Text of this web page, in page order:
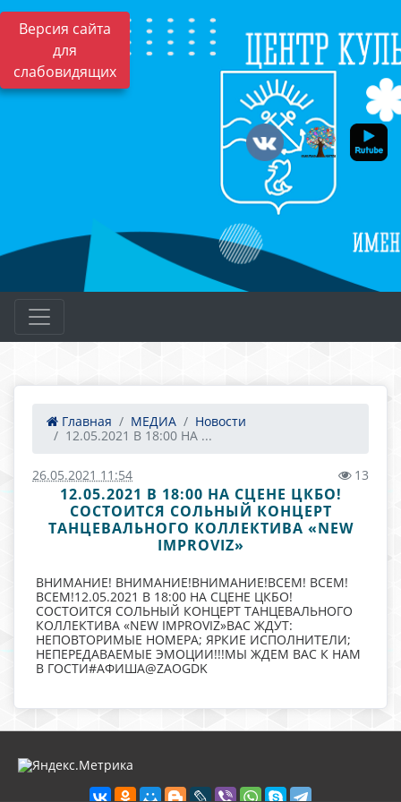
Версия сайта
для
слабовидящих
Главная МЕДИА
Новости
12.05.2021 В 18:00 НА ...
26.05.2021 11:54 13
12.05.2021 В 18:00 НА СЦЕНЕ ЦКБО!
СОСТОИТСЯ СОЛЬНЫЙ КОНЦЕРТ
ТАНЦЕВАЛЬНОГО КОЛЛЕКТИВА «NEW
IMPROVIZ»
ВНИМАНИЕ! ВНИМАНИЕ!ВНИМАНИЕ!ВСЕМ! ВСЕМ!
ВСЕМ!12.05.2021 В 18:00 НА СЦЕНЕ ЦКБО!
СОСТОИТСЯ СОЛЬНЫЙ КОНЦЕРТ ТАНЦЕВАЛЬНОГО
КОЛЛЕКТИВА «NEW IMPROVIZ»ВАС ЖДУТ:
НЕПОВТОРИМЫЕ НОМЕРА; ЯРКИЕ ИСПОЛНИТЕЛИ;
НЕПЕРЕДАВАЕМЫЕ ЭМОЦИИ!!!МЫ ЖДЕМ ВАС К НАМ
В ГОСТИ#АФИША@ZAOGDK